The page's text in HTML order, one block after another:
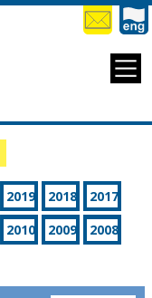
2019 2018
2017
2010 2009
2008